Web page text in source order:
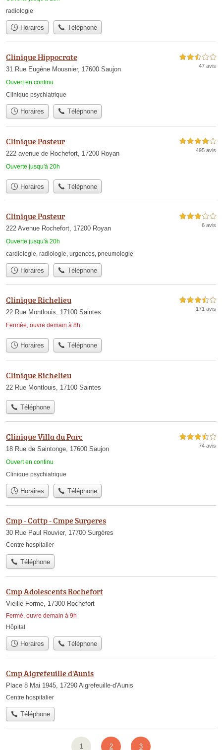
radiologie
Horaires Téléphone
Clinique Hippocrate
31 Rue Eugène Mousnier, 17600 Saujon
Ouvert en continu
2,5 étoiles sur 5
47 avis
Clinique psychiatrique
Horaires Téléphone
Clinique Pasteur
222 avenue de Rochefort, 17200 Royan
Ouverte jusqu'à 20h
4,0 étoiles sur 5
495 avis
Horaires Téléphone
Clinique Pasteur
222 Avenue Rochefort, 17200 Royan
Ouverte jusqu'à 20h
3,0 étoiles sur 5
6 avis
cardiologie, radiologie, urgences, pneumologie
Horaires Téléphone
Clinique Richelieu
22 Rue Montlouis, 17100 Saintes
Fermée, ouvre demain à 8h
3,5 étoiles sur 5
171 avis
Horaires Téléphone
Clinique Richelieu
22 Rue Montlouis, 17100 Saintes
Téléphone
Clinique Villa du Parc
18 Rue de Saintonge, 17600 Saujon
Ouvert en continu
3,5 étoiles sur 5
74 avis
Clinique psychiatrique
Horaires Téléphone
Cmp - Cattp - Cmpe Surgeres
30 Rue Paul Rouvier, 17700 Surgères
Centre hospitalier
Téléphone
Cmp Adolescents Rochefort
Vieille Forme, 17300 Rochefort
Fermé, ouvre demain à 9h
Hôpital
Horaires Téléphone
Cmp Aigrefeuille d'Aunis
Place 8 Mai 1945, 17290 Aigrefeuille-d'Aunis
Centre hospitalier
Téléphone
1 2 3